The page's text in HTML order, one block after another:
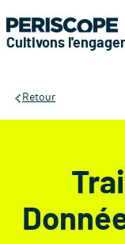
Cultivons
Retour